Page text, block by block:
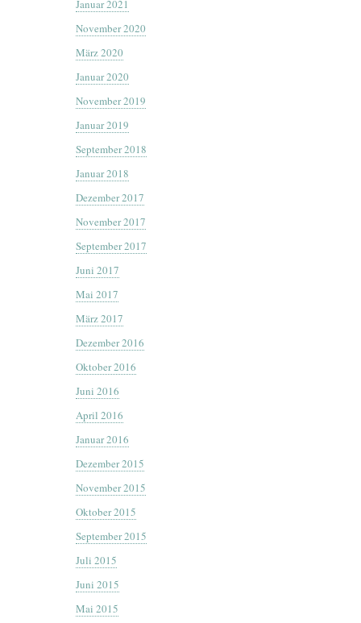
Januar 2021
November 2020
März 2020
Januar 2020
November 2019
Januar 2019
September 2018
Januar 2018
Dezember 2017
November 2017
September 2017
Juni 2017
Mai 2017
März 2017
Dezember 2016
Oktober 2016
Juni 2016
April 2016
Januar 2016
Dezember 2015
November 2015
Oktober 2015
September 2015
Juli 2015
Juni 2015
Mai 2015